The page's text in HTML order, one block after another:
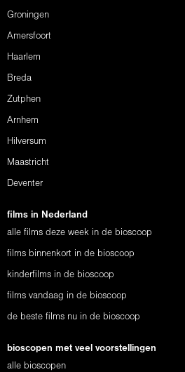
Groningen
Amersfoort
Haarlem
Breda
Zutphen
Arnhem
Hilversum
Maastricht
Deventer
films in Nederland
alle films deze week in de bioscoop
films binnenkort in de bioscoop
kinderfilms in de bioscoop
films vandaag in de bioscoop
de beste films nu in de bioscoop
bioscopen met veel voorstellingen
alle bioscopen